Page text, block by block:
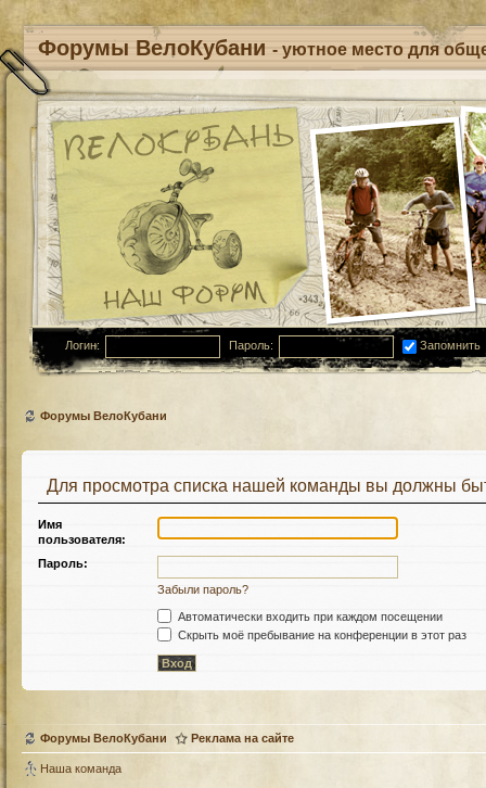
Форумы ВелоКубани - уютное место для
Логин: Пароль: Запомнить
Форумы ВелоКубани
Для просмотра списка нашей команды вы должны
Имя
пользователя:
Пароль:
Забыли пароль?
Автоматически входить при каждом посещении
Скрыть моё пребывание на конференции в этот раз
Форумы ВелоКубани Реклама на сайте
Наша команда